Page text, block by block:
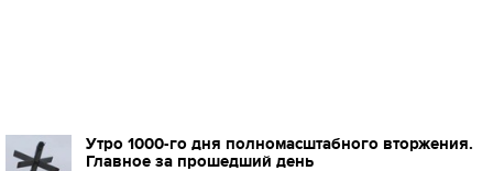
Утро 1000-го дня полномасштабного вторжения.
Главное за прошедший день